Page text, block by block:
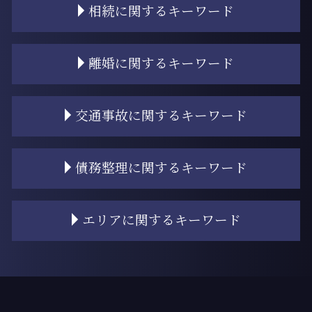
相続に関するキーワード
遺留分侵害額請求 時効
相続放棄
遺産 弁護士
相続放棄 流れ
相続 スケジュール
遺産 財産 違い
相続 子供のみ
相続 順位
離婚に関するキーワード
調停離婚 調停調書
離婚 子供 戸籍
離婚 浮気 証拠
離婚 財産分与
離婚 慰謝料 相場 子供あり
離婚 タイミング
離婚調停 費用
交通事故に関するキーワード
過失相殺 メリット
交通事故 自転車
過失相殺とは
弁護士基準
交通事故 同乗者 過失相殺
債務整理に関するキーワード
債務整理
任意整理 進め方
債務整理 口座凍結
エリアに関するキーワード
勝どき 債務整理